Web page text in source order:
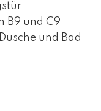
B9 und C9
und Bad